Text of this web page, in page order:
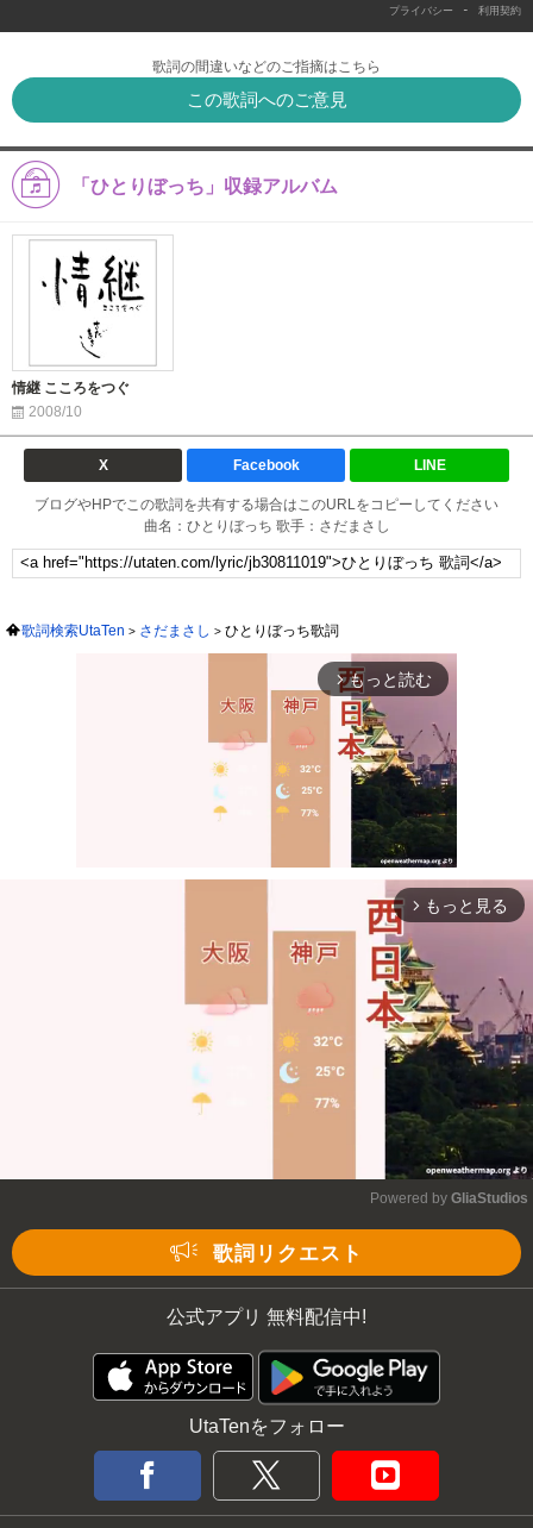
プライバシー - 利用契約
歌詞の間違いなどのご指摘はこちら
この歌詞へのご意見
「ひとりぼっち」収録アルバム
情継 こころをつぐ
2008/10
X Facebook LINE
ブログやHPでこの歌詞を共有する場合はこのURLをコピーしてください
曲名：ひとりぼっち 歌手：さだまさし
歌詞検索UtaTen さだまさし ひとりぼっち歌詞
arrow_forward_ios もっと読む
Mute
arrow_forward_ios もっと見る
Powered by GliaStudios
歌詞リクエスト
公式アプリ 無料配信中!
UtaTenをフォロー